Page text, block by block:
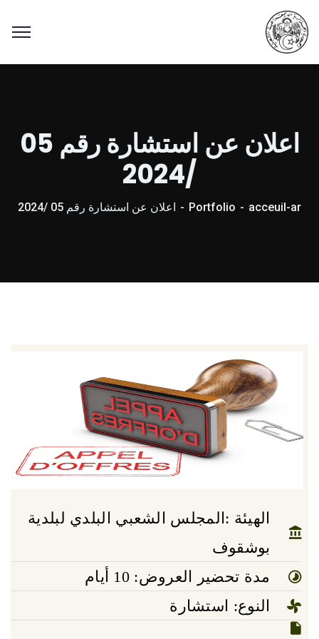
اعلان عن استشارة رقم 05
/2024
acceuil-ar
Portfolio اعلان عن استشارة رقم 05 /2024
الهيئة :المجلس الشعبي البلدي لبلدية
بوشقوف
مدة تحضير العروض: 10 أيام
النوع: استشارة